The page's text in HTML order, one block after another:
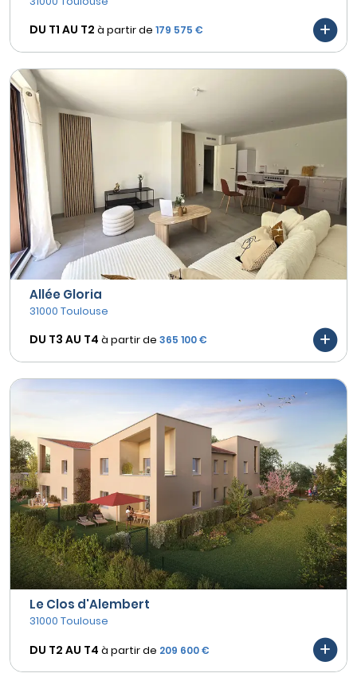
DU T1 AU T2 à partir de 179 575 €
Allée Gloria
31000 Toulouse
DU T3 AU T4 à partir de 365 100 €
Le Clos d'Alembert
31000 Toulouse
DU T2 AU T4 à partir de 209 600 €